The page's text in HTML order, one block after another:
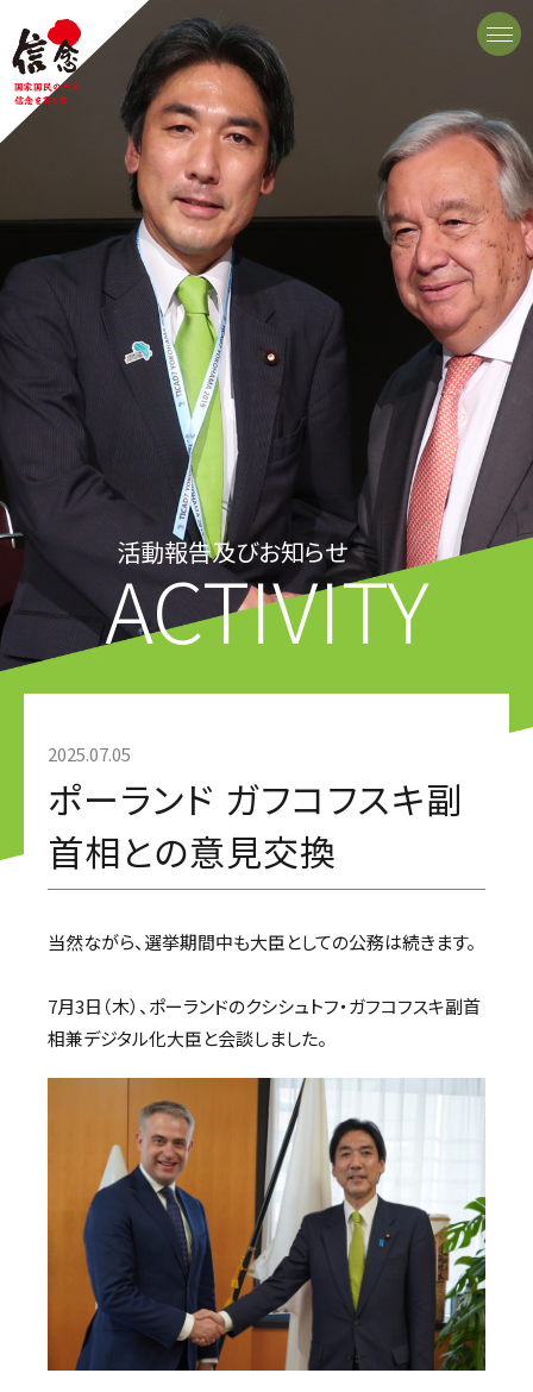
活動報告及びお知らせ
ACTIVITY
ポーランド ガフコフスキ副
首相との意見交換
2025.07.05
当然ながら、選挙期間中も大臣としての公務は続きます。
7月3日（木）、ポーランドのクシシュトフ・ガフコフスキ副首
相兼デジタル化大臣と会談しました。